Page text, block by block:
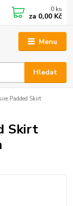
Menu
Hledat
0 ks
za 0,00 Kč
Padded Skirt
Skirt